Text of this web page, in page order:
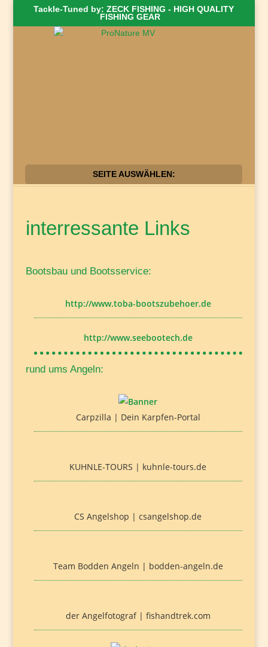
Tackle-Tuned by: ZECK FISHING - HIGH QUALITY
FISHING GEAR
SEITE AUSWÄHLEN:
interressante Links
Bootsbau und Bootsservice:
http://www.toba-bootszubehoer.de
http://www.seebootech.de
rund ums Angeln:
Carpzilla | Dein Karpfen-Portal
KUHNLE-TOURS | kuhnle-tours.de
CS Angelshop | csangelshop.de
Team Bodden Angeln | bodden-angeln.de
der Angelfotograf | fishandtrek.com